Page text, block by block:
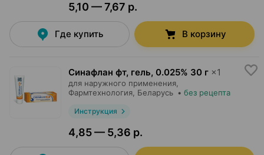
5,10 — 7,67 р.
Где купить В корзину
Синафлан фт, гель, 0.025% 30 г ×1
для наружного применения,
Фармтехнология , Беларусь • без рецепта
Инструкция
4,85 — 5,36 р.